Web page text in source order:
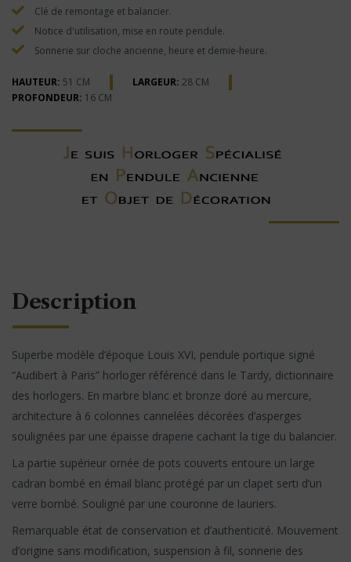
Clé de remontage et balancier.
Notice d'utilisation, mise en route pendule.
Sonnerie sur cloche ancienne, heure et demie-heure.
HAUTEUR: 51 CM LARGEUR: 28 CM
PROFONDEUR: 16 CM
Description
Superbe modèle d’époque Louis XVI, pendule portique signé
“Audibert à Paris” horloger référencé dans le Tardy, dictionnaire
des horlogers. En marbre blanc et bronze doré au mercure,
architecture à 6 colonnes cannelées décorées d’asperges
soulignées par une épaisse draperie cachant la tige du balancier.
La partie supérieur ornée de pots couverts entoure un large
cadran bombé en émail blanc protégé par un clapet serti d’un
verre bombé. Souligné par une couronne de lauriers.
Remarquable état de conservation et d’authenticité. Mouvement
d’origine sans modification, suspension à fil, sonnerie des